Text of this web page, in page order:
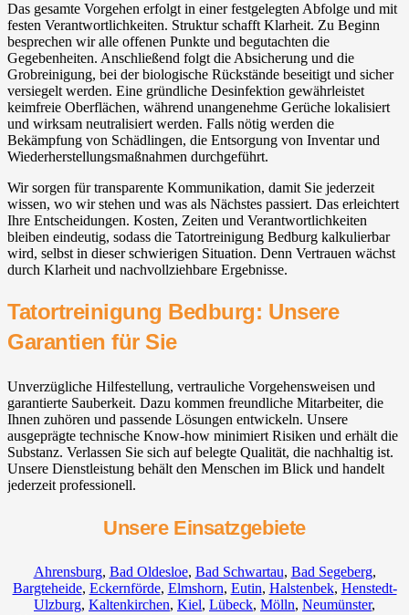
Das gesamte Vorgehen erfolgt in einer festgelegten Abfolge und mit
festen Verantwortlichkeiten. Struktur schafft Klarheit. Zu Beginn
besprechen wir alle offenen Punkte und begutachten die
Gegebenheiten. Anschließend folgt die Absicherung und die
Grobreinigung, bei der biologische Rückstände beseitigt und sicher
versiegelt werden. Eine gründliche Desinfektion gewährleistet
keimfreie Oberflächen, während unangenehme Gerüche lokalisiert
und wirksam neutralisiert werden. Falls nötig werden die
Bekämpfung von Schädlingen, die Entsorgung von Inventar und
Wiederherstellungsmaßnahmen durchgeführt.
Wir sorgen für transparente Kommunikation, damit Sie jederzeit
wissen, wo wir stehen und was als Nächstes passiert. Das erleichtert
Ihre Entscheidungen. Kosten, Zeiten und Verantwortlichkeiten
bleiben eindeutig, sodass die Tatortreinigung Bedburg kalkulierbar
wird, selbst in dieser schwierigen Situation. Denn Vertrauen wächst
durch Klarheit und nachvollziehbare Ergebnisse.
Tatortreinigung Bedburg: Unsere
Garantien für Sie
Unverzügliche Hilfestellung, vertrauliche Vorgehensweisen und
garantierte Sauberkeit. Dazu kommen freundliche Mitarbeiter, die
Ihnen zuhören und passende Lösungen entwickeln. Unsere
ausgeprägte technische Know-how minimiert Risiken und erhält die
Substanz. Verlassen Sie sich auf belegte Qualität, die nachhaltig ist.
Unsere Dienstleistung behält den Menschen im Blick und handelt
jederzeit professionell.
Unsere Einsatzgebiete
Ahrensburg, Bad Oldesloe, Bad Schwartau, Bad Segeberg,
Bargteheide, Eckernförde, Elmshorn, Eutin, Halstenbek, Henstedt-
Ulzburg, Kaltenkirchen, Kiel, Lübeck, Mölln, Neumünster,